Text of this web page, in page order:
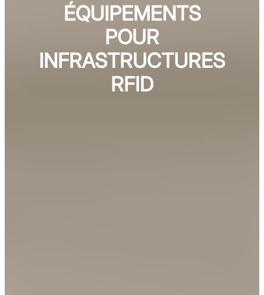
ÉQUIPEMENTS
POUR
INFRASTRUCTURES
RFID